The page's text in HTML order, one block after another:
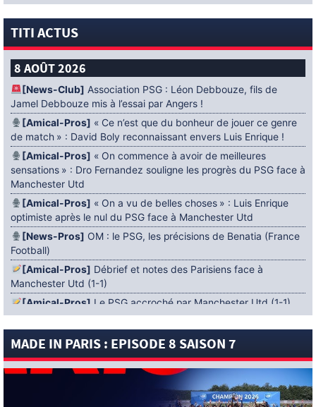
TITI ACTUS
8 AOÛT 2026
[News-Club] Association PSG : Léon Debbouze, fils de
Jamel Debbouze mis à l’essai par Angers !
[Amical-Pros] « Ce n’est que du bonheur de jouer ce genre
de match » : David Boly reconnaissant envers Luis Enrique !
[Amical-Pros] « On commence à avoir de meilleures
sensations » : Dro Fernandez souligne les progrès du PSG face à
Manchester Utd
[Amical-Pros] « On a vu de belles choses » : Luis Enrique
optimiste après le nul du PSG face à Manchester Utd
[News-Pros] OM : le PSG, les précisions de Benatia (France
Football)
[Amical-Pros] Débrief et notes des Parisiens face à
Manchester Utd (1-1)
[Amical-Pros] Le PSG accroché par Manchester Utd (1-1)
5 AOÛT 2026
[News-Pros]Le Barça aurait fixé une deadline au PSG dans
le dossier Ferran Torres (Diario Sport)
MADE IN PARIS : EPISODE 8 SAISON 7